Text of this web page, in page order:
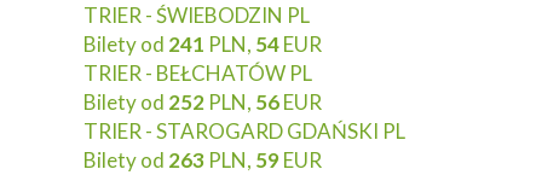
TRIER - ŚWIEBODZIN PL
Bilety od 241 PLN, 54EUR
TRIER - BEŁCHATÓW PL
Bilety od 252 PLN, 56EUR
TRIER - STAROGARD GDAŃSKI PL
Bilety od 263 PLN, 59EUR